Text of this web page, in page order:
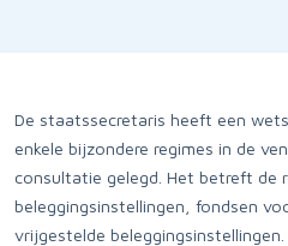
De staatssecretaris heeft een
enkele bijzondere regimes in de
consultatie gelegd. Het betreft de
beleggingsinstellingen, fondsen
vrijgestelde